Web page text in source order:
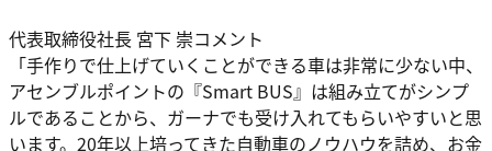
代表取締役社長 宮下 崇コメント
「手作りで仕上げていくことができる車は非常に少ない中、
アセンブルポイントの『Smart BUS』は組み立てがシンプ
ルであることから、ガーナでも受け入れてもらいやすいと思
います。20年以上培ってきた自動車のノウハウを詰め、お金